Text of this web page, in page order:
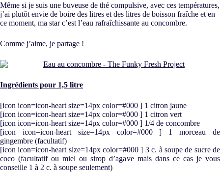
Même si je suis une buveuse de thé compulsive, avec ces températures,
j’ai plutôt envie de boire des litres et des litres de boisson fraîche et en
ce moment, ma star c’est l’eau rafraîchissante au concombre.
Comme j’aime, je partage !
Ingrédients pour 1,5 litre
[icon icon=icon-heart size=14px color=#000 ] 1 citron jaune
[icon icon=icon-heart size=14px color=#000 ] 1 citron vert
[icon icon=icon-heart size=14px color=#000 ] 1/4 de concombre
[icon icon=icon-heart size=14px color=#000 ] 1 morceau de
gingembre (facultatif)
[icon icon=icon-heart size=14px color=#000 ] 3 c. à soupe de sucre de
coco (facultatif ou miel ou sirop d’agave mais dans ce cas je vous
conseille 1 à 2 c. à soupe seulement)